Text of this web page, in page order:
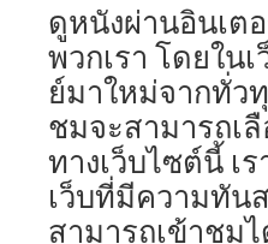
ดูหนังผ่านอินเต
พวกเรา โดยใน
ย์มาใหม่จากทั่ว
ชมจะสามารถเ
ทางเว็บไซต์นี้ เ
เว็บที่มีความทัน
สามารถเข้าชม